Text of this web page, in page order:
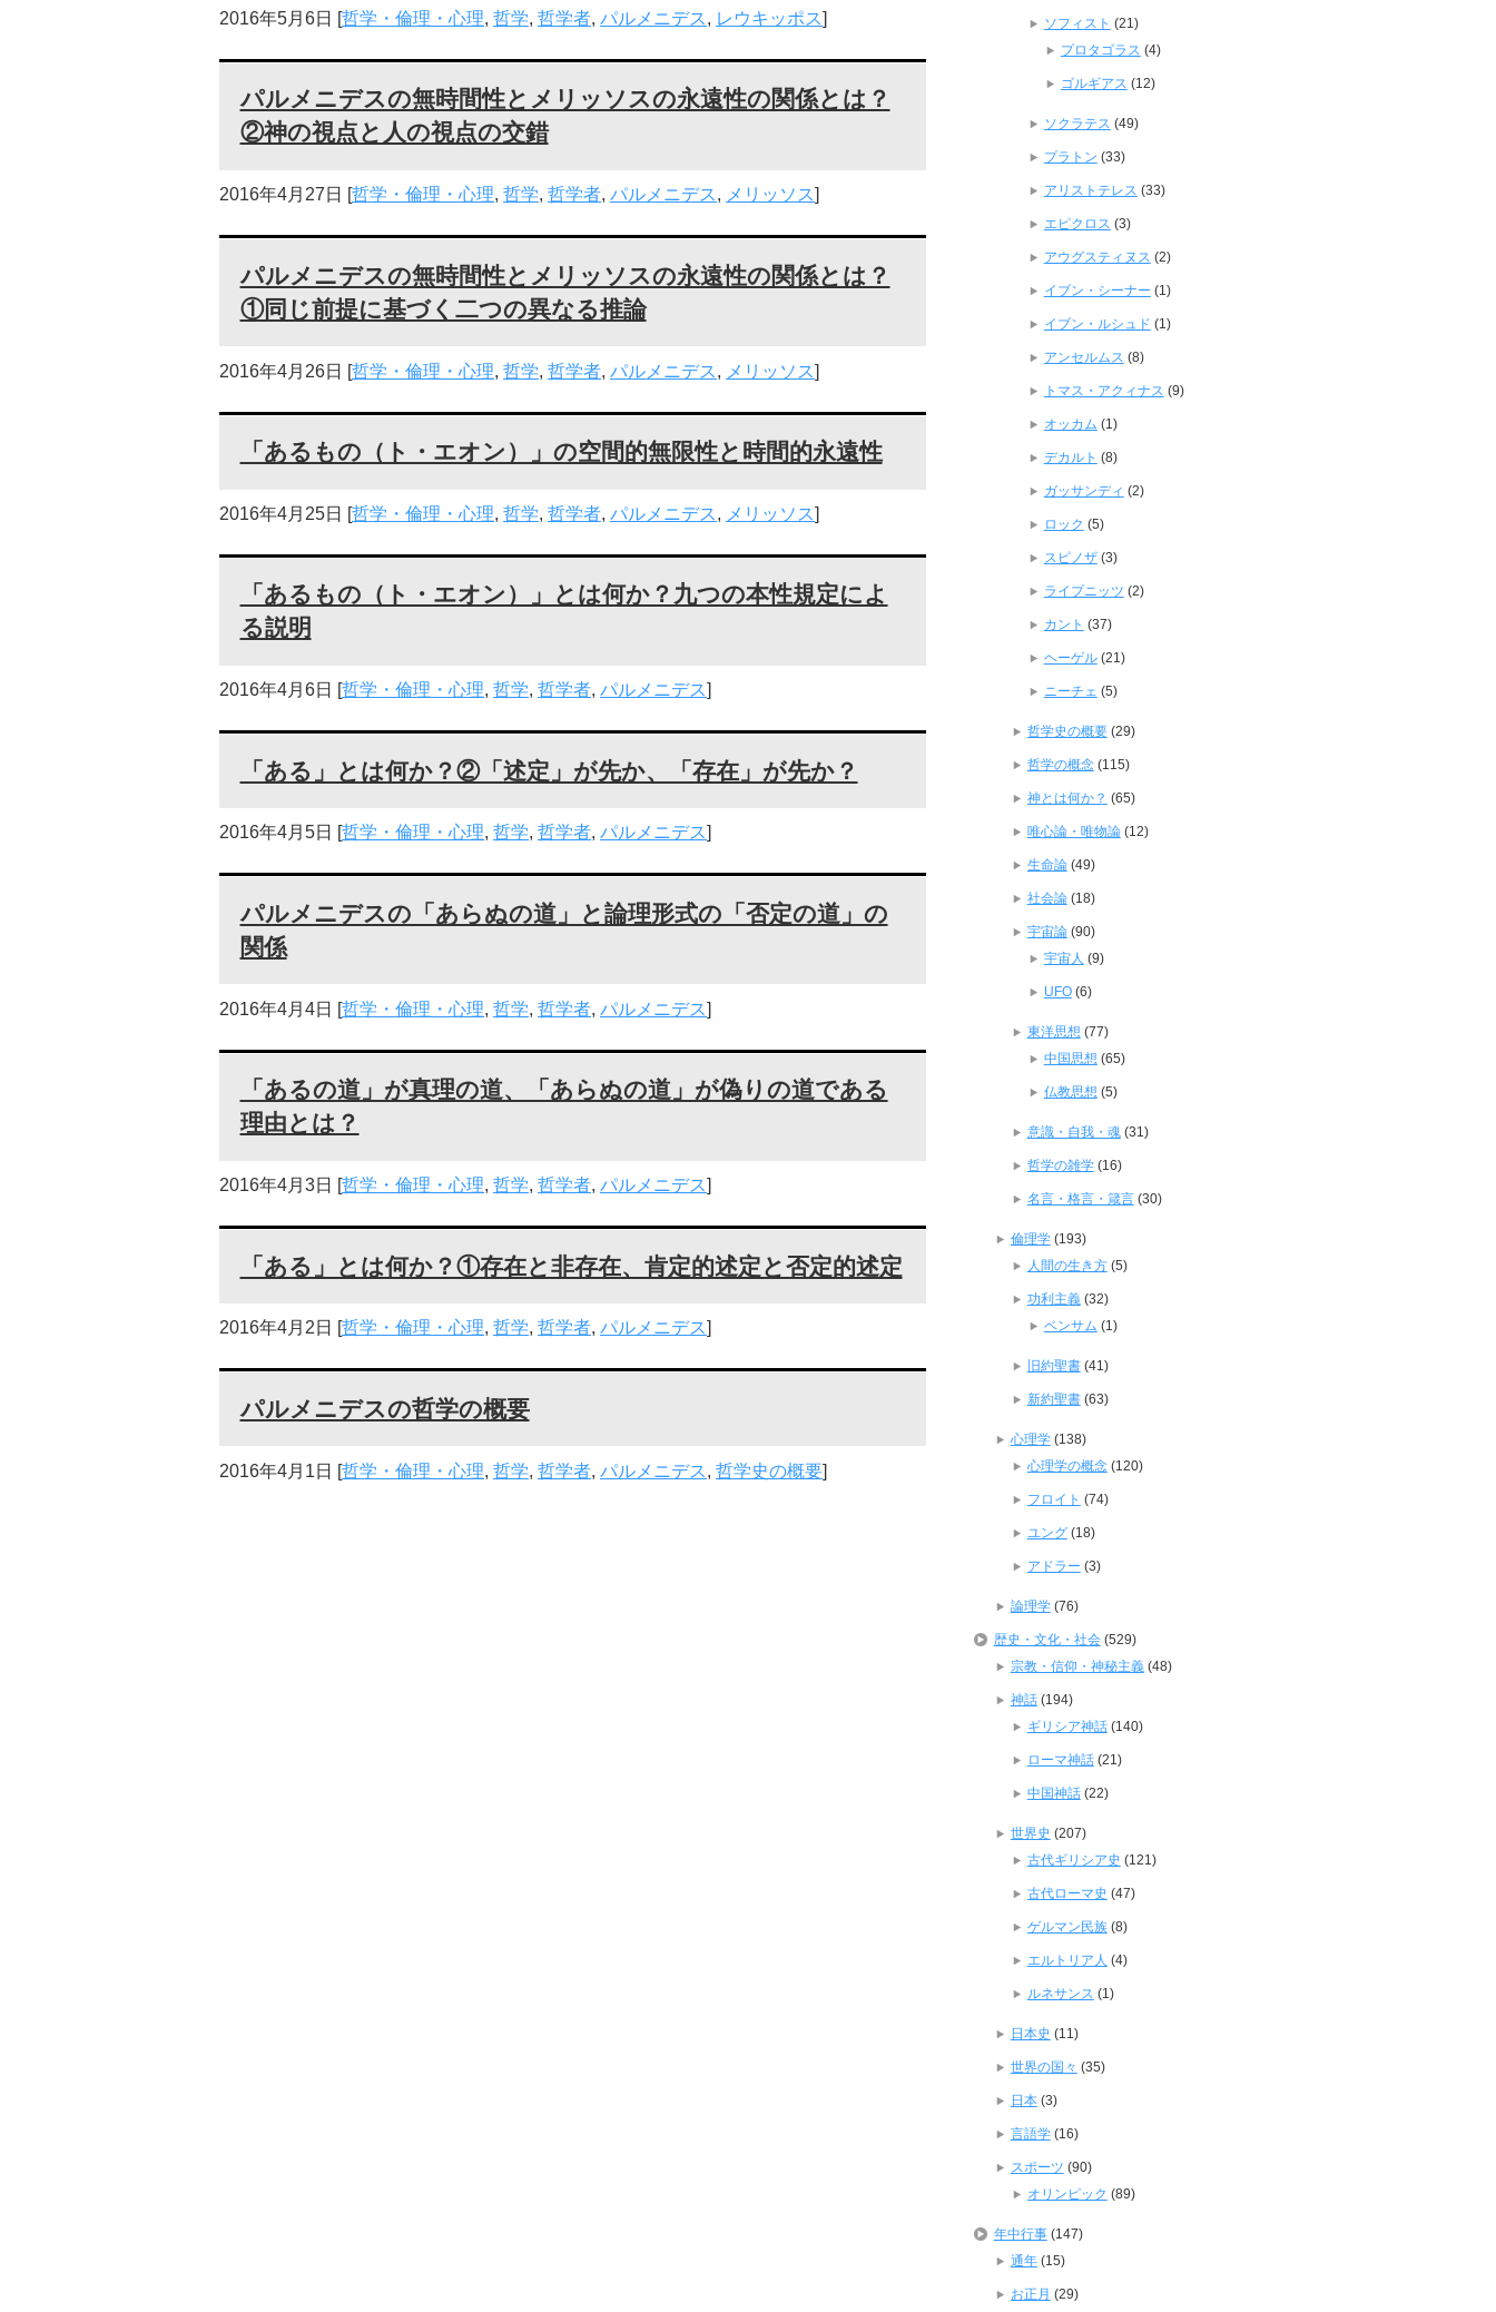
2016年5月6日 [哲学・倫理・心理, 哲学, 哲学者, パルメニデス, レウキッポス]
パルメニデスの無時間性とメリッソスの永遠性の関係とは？
②神の視点と人の視点の交錯
2016年4月27日 [哲学・倫理・心理, 哲学, 哲学者, パルメニデス, メリッソス]
パルメニデスの無時間性とメリッソスの永遠性の関係とは？
①同じ前提に基づく二つの異なる推論
2016年4月26日 [哲学・倫理・心理, 哲学, 哲学者, パルメニデス, メリッソス]
「あるもの（ト・エオン）」の空間的無限性と時間的永遠性
2016年4月25日 [哲学・倫理・心理, 哲学, 哲学者, パルメニデス, メリッソス]
「あるもの（ト・エオン）」とは何か？九つの本性規定によ
る説明
2016年4月6日 [哲学・倫理・心理, 哲学, 哲学者, パルメニデス]
「ある」とは何か？②「述定」が先か、「存在」が先か？
2016年4月5日 [哲学・倫理・心理, 哲学, 哲学者, パルメニデス]
パルメニデスの「あらぬの道」と論理形式の「否定の道」の
関係
2016年4月4日 [哲学・倫理・心理, 哲学, 哲学者, パルメニデス]
「あるの道」が真理の道、「あらぬの道」が偽りの道である
理由とは？
2016年4月3日 [哲学・倫理・心理, 哲学, 哲学者, パルメニデス]
「ある」とは何か？①存在と非存在、肯定的述定と否定的述定
2016年4月2日 [哲学・倫理・心理, 哲学, 哲学者, パルメニデス]
パルメニデスの哲学の概要
2016年4月1日 [哲学・倫理・心理, 哲学, 哲学者, パルメニデス, 哲学史の概要]
ソフィスト (21)
プロタゴラス (4)
ゴルギアス (12)
ソクラテス (49)
プラトン (33)
アリストテレス (33)
エピクロス (3)
アウグスティヌス (2)
イブン・シーナー (1)
イブン・ルシュド (1)
アンセルムス (8)
トマス・アクィナス (9)
オッカム (1)
デカルト (8)
ガッサンディ (2)
ロック (5)
スピノザ(3)
ライプニッツ (2)
カント (37)
ヘーゲル(21)
ニーチェ (5)
哲学史の概要(29)
哲学の概念(115)
神とは何か？ (65)
唯心論・唯物論(12)
生命論(49)
社会論(18)
宇宙論(90)
宇宙人 (9)
UFO(6)
東洋思想 (77)
中国思想 (65)
仏教思想 (5)
意識・自我・魂(31)
哲学の雑学(16)
名言・格言・箴言(30)
倫理学(193)
人間の生き方(5)
功利主義(32)
ベンサム (1)
旧約聖書(41)
新約聖書(63)
心理学(138)
心理学の概念(120)
フロイト (74)
ユング(18)
アドラー (3)
論理学(76)
歴史・文化・社会(529)
宗教・信仰・神秘主義(48)
神話(194)
ギリシア神話(140)
ローマ神話(21)
中国神話(22)
世界史 (207)
古代ギリシア史 (121)
古代ローマ史 (47)
ゲルマン民族(8)
エルトリア人 (4)
ルネサンス (1)
日本史 (11)
世界の国々 (35)
日本(3)
言語学(16)
スポーツ (90)
オリンピック (89)
年中行事(147)
通年(15)
お正月 (29)